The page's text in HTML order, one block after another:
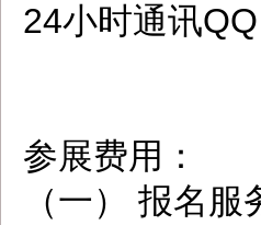
24小时通讯
参展费用：
（一） 报名